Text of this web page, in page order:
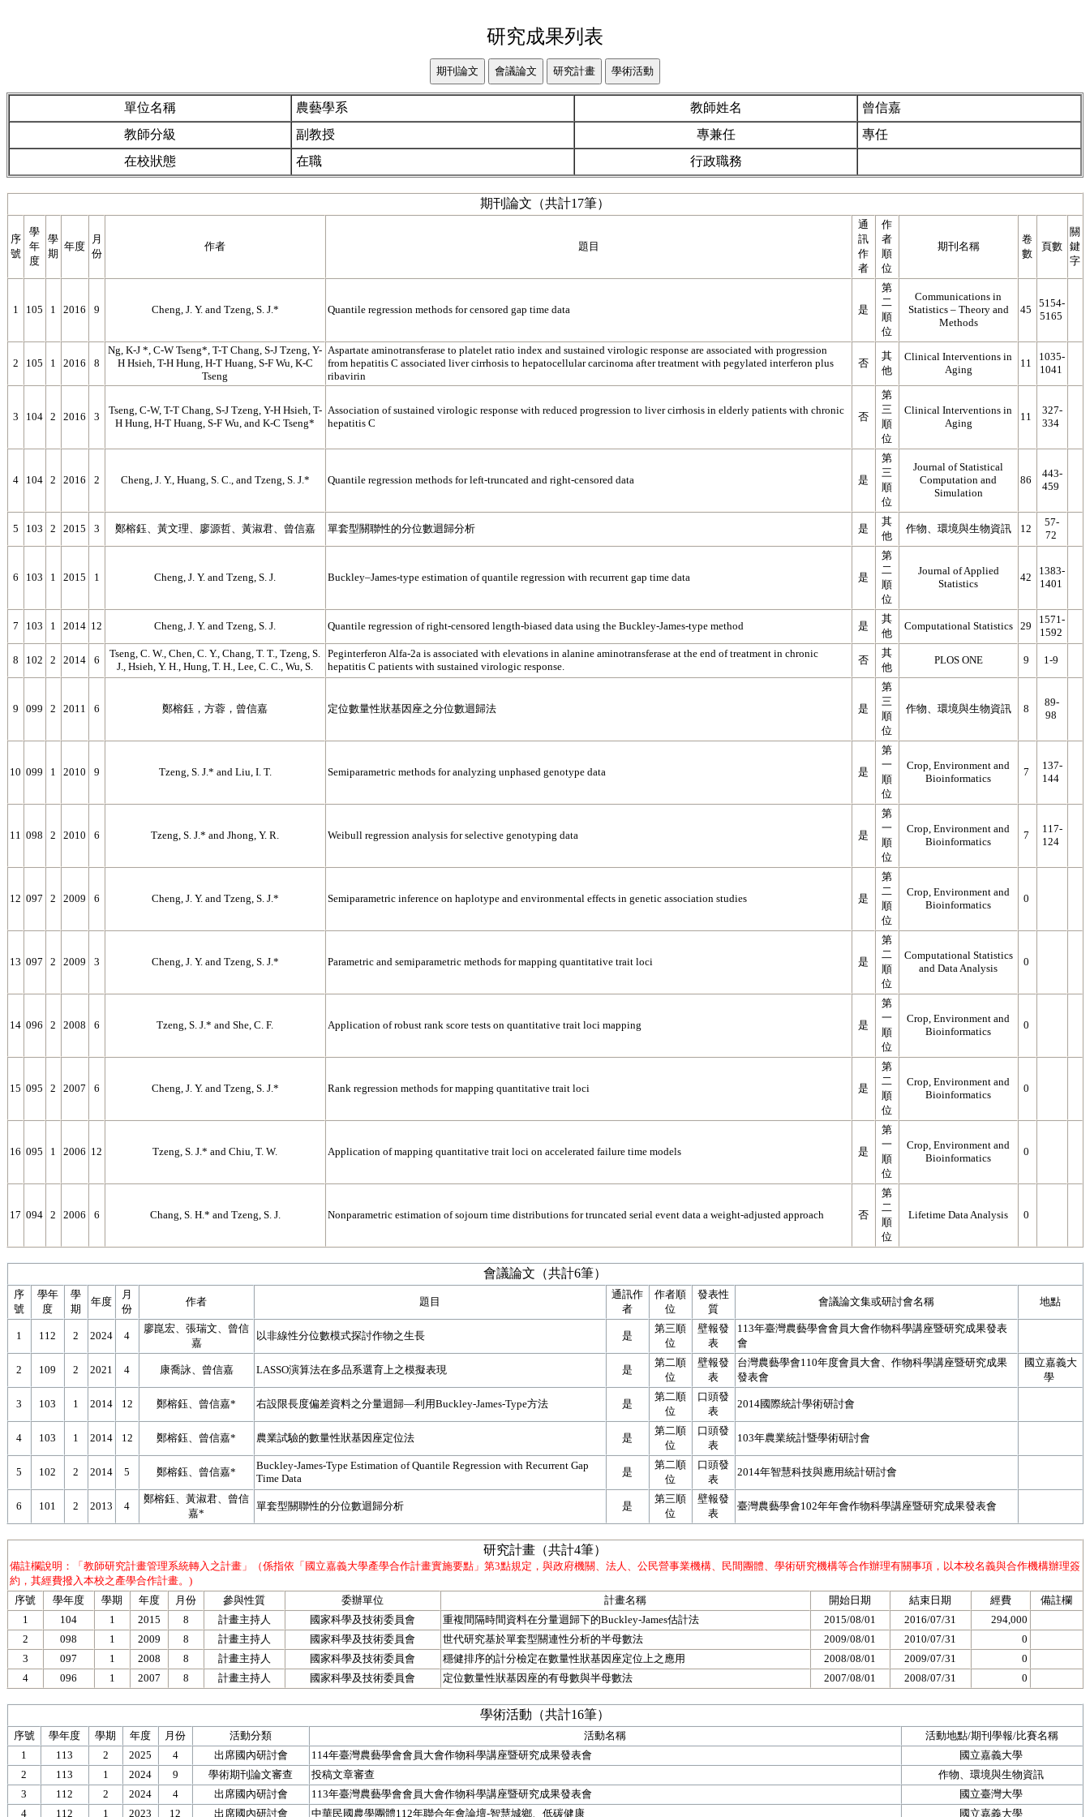
研究成果列表
單位名稱 農藝學系 教師姓名
曾信嘉
教師分級
副教授 專兼任
專任
在校狀態
在職 行政職務
期刊論文（共計17筆）
序
號
學
年
度
學
期
年度
月
份
作者 題目
通
訊
作
者
作
者
順
位
期刊名稱
卷
數
頁數
關
鍵
字
1 105 1 2016 9 Cheng, J. Y. and Tzeng, S. J.* Quantile regression methods for censored gap time data 是
第
二
順
位
Communications in
Statistics – Theory and
Methods
45
5154-
5165
2 105 1 2016 8
Ng, K-J *, C-W Tseng*, T-T Chang, S-J Tzeng, Y-
H Hsieh, T-H Hung, H-T Huang, S-F Wu, K-C
Tseng
Aspartate aminotransferase to platelet ratio index and sustained virologic response are associated with progression
from hepatitis C associated liver cirrhosis to hepatocellular carcinoma after treatment with pegylated interferon plus
ribavirin
否
其
他
Clinical Interventions in
Aging
11
1035-
1041
3 104 2 2016 3
Tseng, C-W, T-T Chang, S-J Tzeng, Y-H Hsieh, T-
H Hung, H-T Huang, S-F Wu, and K-C Tseng*
Association of sustained virologic response with reduced progression to liver cirrhosis in elderly patients with chronic
hepatitis C
否
第
三
順
位
Clinical Interventions in
Aging
11
327-
334
4 104 2 2016 2 Cheng, J. Y., Huang, S. C., and Tzeng, S. J.* Quantile regression methods for left-truncated and right-censored data 是
第
三
順
位
Journal of Statistical
Computation and
Simulation
86
443-
459
5 103 2 2015 3 鄭榕鈺、黃文理、廖源哲、黃淑君、曾信嘉 單套型關聯性的分位數迴歸分析 是
其
他
作物、環境與生物資訊 12
57-
72
6 103 1 2015 1 Cheng, J. Y. and Tzeng, S. J. Buckley–James-type estimation of quantile regression with recurrent gap time data 是
第
二
順
位
Journal of Applied
Statistics
42
1383-
1401
7 103 1 2014 12 Cheng, J. Y. and Tzeng, S. J. Quantile regression of right-censored length-biased data using the Buckley-James-type method 是
其
他
Computational Statistics 29
1571-
1592
8 102 2 2014 6
Tseng, C. W., Chen, C. Y., Chang, T. T., Tzeng, S.
J., Hsieh, Y. H., Hung, T. H., Lee, C. C., Wu, S.
Peginterferon Alfa-2a is associated with elevations in alanine aminotransferase at the end of treatment in chronic
hepatitis C patients with sustained virologic response.
否
其
他
PLOS ONE 9 1-9
9 099 2 2011 6 鄭榕鈺，方蓉，曾信嘉 定位數量性狀基因座之分位數迴歸法 是
第
三
順
位
作物、環境與生物資訊 8
89-
98
10 099 1 2010 9 Tzeng, S. J.* and Liu, I. T. Semiparametric methods for analyzing unphased genotype data 是
第
一
順
位
Crop, Environment and
Bioinformatics
7
137-
144
11 098 2 2010 6 Tzeng, S. J.* and Jhong, Y. R. Weibull regression analysis for selective genotyping data 是
第
一
順
位
Crop, Environment and
Bioinformatics
7
117-
124
12 097 2 2009 6 Cheng, J. Y. and Tzeng, S. J.* Semiparametric inference on haplotype and environmental effects in genetic association studies 是
第
二
順
位
Crop, Environment and
Bioinformatics
0
13 097 2 2009 3 Cheng, J. Y. and Tzeng, S. J.* Parametric and semiparametric methods for mapping quantitative trait loci 是
第
二
順
位
Computational Statistics
and Data Analysis
0
14 096 2 2008 6 Tzeng, S. J.* and She, C. F. Application of robust rank score tests on quantitative trait loci mapping 是
第
一
順
位
Crop, Environment and
Bioinformatics
0
15 095 2 2007 6 Cheng, J. Y. and Tzeng, S. J.* Rank regression methods for mapping quantitative trait loci 是
第
二
順
位
Crop, Environment and
Bioinformatics
0
16 095 1 2006 12 Tzeng, S. J.* and Chiu, T. W. Application of mapping quantitative trait loci on accelerated failure time models 是
第
一
順
位
Crop, Environment and
Bioinformatics
0
17 094 2 2006 6 Chang, S. H.* and Tzeng, S. J. Nonparametric estimation of sojourn time distributions for truncated serial event data a weight-adjusted approach 否
第
二
順
位
Lifetime Data Analysis 0
會議論文（共計6筆）
序
號
學年
度
學
期
年度
月
份
作者 題目
通訊作
者
作者順
位
發表性
質
會議論文集或研討會名稱 地點
1 112 2 2024 4
廖崑宏、張瑞文、曾信
嘉
以非線性分位數模式探討作物之生長 是
第三順
位
壁報發
表
113年臺灣農藝學會會員大會作物科學講座暨研究成果發表
會
2 109 2 2021 4 康喬詠、曾信嘉 LASSO演算法在多品系選育上之模擬表現 是
第二順
位
壁報發
表
台灣農藝學會110年度會員大會、作物科學講座暨研究成果
發表會
國立嘉義大
學
3 103 1 2014 12 鄭榕鈺、曾信嘉* 右設限長度偏差資料之分量迴歸—利用Buckley-James-Type方法 是
第二順
位
口頭發
表
2014國際統計學術研討會
4 103 1 2014 12 鄭榕鈺、曾信嘉* 農業試驗的數量性狀基因座定位法 是
第二順
位
口頭發
表
103年農業統計暨學術研討會
5 102 2 2014 5 鄭榕鈺、曾信嘉*
Buckley-James-Type Estimation of Quantile Regression with Recurrent Gap
Time Data
是
第二順
位
口頭發
表
2014年智慧科技與應用統計研討會
6 101 2 2013 4
鄭榕鈺、黃淑君、曾信
嘉*
單套型關聯性的分位數迴歸分析 是
第三順
位
壁報發
表
臺灣農藝學會102年年會作物科學講座暨研究成果發表會
研究計畫（共計4筆）
備註欄說明：「教師研究計畫管理系統轉入之計畫」（係指依「國立嘉義大學產學合作計畫實施要點」第3點規定，與政府機關、法人、公民營事業機構、民間團體、學術研究機構等合作辦理有關事項，以本校名義與合作機構辦理簽
約，其經費撥入本校之產學合作計畫。)
序號
學年度 學期 年度 月份 參與性質 委辦單位 計畫名稱 開始日期 結束日期 經費
備註欄
1
104 1 2015 8 計畫主持人 國家科學及技術委員會 重複間隔時間資料在分量迴歸下的Buckley-James估計法 2015/08/01 2016/07/31
294,000
2
098 1 2009 8 計畫主持人 國家科學及技術委員會 世代研究基於單套型關連性分析的半母數法 2009/08/01 2010/07/31
0
3
097 1 2008 8 計畫主持人 國家科學及技術委員會 穩健排序的計分檢定在數量性狀基因座定位上之應用 2008/08/01 2009/07/31
0
4
096 1 2007 8 計畫主持人 國家科學及技術委員會 定位數量性狀基因座的有母數與半母數法 2007/08/01 2008/07/31 0
學術活動（共計16筆）
序號 學年度 學期 年度 月份 活動分類 活動名稱
活動地點/期刊學報/比賽名稱
1
113 2 2025 4 出席國內研討會 114年臺灣農藝學會會員大會作物科學講座暨研究成果發表會
國立嘉義大學
2
113 1 2024 9 學術期刊論文審查 投稿文章審查
作物、環境與生物資訊
3
112 2 2024 4 出席國內研討會 113年臺灣農藝學會會員大會作物科學講座暨研究成果發表會
國立臺灣大學
4
112 1 2023 12 出席國內研討會 中華民國農學團體112年聯合年會論壇-智慧城鄉、低碳健康 國立嘉義大學